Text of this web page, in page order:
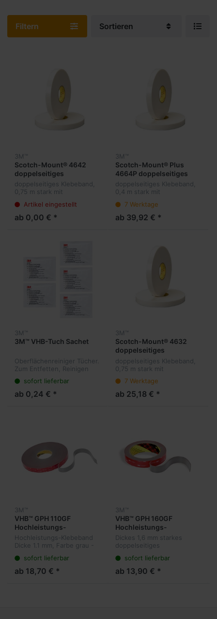
Filtern Sortieren
3M™
Scotch-Mount® 4642
doppelseitiges
Klebeband
doppelseitiges Klebeband,
0,75 m stark mit
Temperaturbeständigkeit
und sehr gute Klebkraft.
Für Innen. und
Artikel eingestellt
ab 0,00 € *
3M™
Scotch-Mount® Plus
4664P doppelseitiges
Klebeband
doppelseitiges Klebeband,
0,4 m stark mit
Temperaturbeständigkeit
und sehr gute Klebkraft.
Für Innen. und
7 Werktage
ab 39,92 € *
3M™
3M™ VHB-Tuch Sachet
Oberflächenreiniger Tücher.
Zum Entfetten, Reinigen
Fügeteilen vor der
Verklebung. Für den Einsatz
auf Metallen, lackierten
sofort lieferbar
ab 0,24 € *
3M™
Scotch-Mount® 4632
doppelseitiges
Klebeband
doppelseitiges Klebeband,
0,75 m stark mit
Temperaturbeständigkeit
und sehr gute Klebkraft.
Für Innen. und
7 Werktage
ab 25,18 € *
3M™
VHB™ GPH 110GF
Hochleistungs-
Verbindungssystem /
grau
Hochleistungs-Klebeband
Dicke 1.1 mm, Farbe grau -
Temperaturen, Gerneral
Purpose High Temperatur
sofort lieferbar
ab 18,70 € *
3M™
VHB™ GPH 160GF
Hochleistungs-
Verbindungssystem /
grau
Dickes 1,6 mm starkes
doppelseitiges
speziell für hohe
Temperaturen, Gerneral
Purpose High Temperatur
sofort lieferbar
ab 13,90 € *